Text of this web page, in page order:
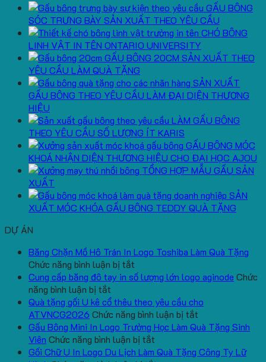
GẤU BÔNG
SÓC TRƯNG BÀY SẢN XUẤT THEO YÊU CẦU
CHÓ BÔNG
LINH VẬT IN TÊN ONTARIO UNIVERSITY
GẤU BÔNG 20CM SẢN XUẤT THEO
YÊU CẦU LÀM QUÀ TẶNG
SẢN XUẤT
GẤU BÔNG THEO YÊU CẦU LÀM ĐẠI DIỆN THƯƠNG
HIỆU
LÀM GẤU BÔNG
THEO YÊU CẦU SỐ LƯỢNG ÍT KARIS
GẤU BÔNG MÓC
KHOÁ NHẬN DIỆN THƯƠNG HIỆU CHO ĐẠI HỌC AJOU
TỔNG HỢP MẪU GẤU SẢN
XUẤT
SẢN
XUẤT MÓC KHÓA GẤU BÔNG TEDDY QUÀ TẶNG
DỰ ÁN
Băng Chặn Mồ Hô Trán In Logo Toshiba Làm Quà Tặng
Chức năng bình luận bị tắt
Băng
Mồ
Hô
Trán
In
Logo
Cung cấp băng đô tay in số lượng lớn logo aginode Chức
năng bình luận bị tắt
Cung
cấp
băng
đô
tay
Quà tặng gối U kê cổ thêu theo yêu cầu cho
ATVNCG2026 Chức năng bình luận bị tắt
Quà
gối
Gấu Bông Mini In Logo Trường Học Làm Quà Tặng Sinh
Viên Chức năng bình luận bị tắt
Gấu
Gối Chữ U In Logo Du Lịch Làm Quà Tặng Công Ty Lữ